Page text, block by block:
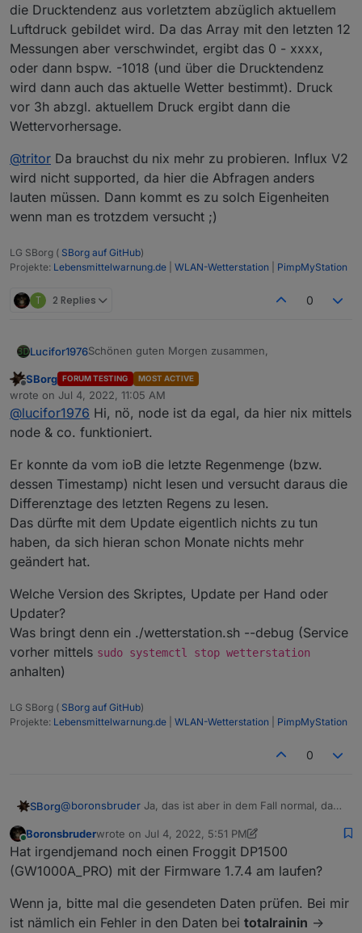
die Drucktendenz aus vorletztem abzüglich aktuellem
Luftdruck gebildet wird. Da das Array mit den letzten 12
Messungen aber verschwindet, ergibt das 0 - xxxx,
oder dann bspw. -1018 (und über die Drucktendenz
wird dann auch das aktuelle Wetter bestimmt). Druck
vor 3h abzgl. aktuellem Druck ergibt dann die
Wettervorhersage.
@tritor Da brauchst du nix mehr zu probieren. Influx V2
wird nicht supported, da hier die Abfragen anders
lauten müssen. Dann kommt es zu solch Eigenheiten
wenn man es trotzdem versucht ;)
LG SBorg ( SBorg auf GitHub)
Projekte: Lebensmittelwarnung.de WLAN-Wetterstation PimpMyStation
T 2 Replies 0
Lucifor1976Schönen guten Morgen zusammen,
ich habe gestern ein Update des Scriptes gemacht
und leider begrüßt mich nun das Script mit
folgender Fehlermeldung:
Ich habe gestern ebenfalls node auf 14.19.3
gebracht, falls das damit zu tun haben könnte.
Hat jemand eine Idee?
Offline
SBorg FORUM TESTING MOST ACTIVE
wrote on Jul 4, 2022, 11:05 AM
last edited by
@lucifor1976 Hi, nö, node ist da egal, da hier nix mittels
node & co. funktioniert.
Er konnte da vom ioB die letzte Regenmenge (bzw.
dessen Timestamp) nicht lesen und versucht daraus die
Differenztage des letzten Regens zu lesen.
Das dürfte mit dem Update eigentlich nichts zu tun
haben, da sich hieran schon Monate nichts mehr
geändert hat.
Welche Version des Skriptes, Update per Hand oder
Updater?
Was bringt denn ein ./wetterstation.sh --debug (Service
vorher mittels sudo systemctl stop wetterstation
anhalten)
LG SBorg ( SBorg auf GitHub)
Projekte: Lebensmittelwarnung.de WLAN-Wetterstation PimpMyStation
0
SBorg@boronsbruder Ja, das ist aber in dem Fall normal, da
Luftdruck gebildet wird. Da das Array mit den letzten 12
Messungen aber verschwindet, ergibt das 0 - xxxx,
oder dann bspw. -1018 (und über die Drucktendenz wird
abzgl. aktuellem Druck ergibt dann die
Wettervorhersage.
@tritorDa brauchst du nix mehr zu probieren. Influx V2
wird nicht supported, da hier die Abfragen anders
lauten müssen. Dann kommt es zu solch Eigenheiten
Online
Boronsbruderwrote on Jul 4, 2022, 5:51 PM
last edited by BoronsbruderJul 4, 2022, 7:52 PM
Hat irgendjemand noch einen Froggit DP1500
(GW1000A_PRO) mit der Firmware 1.7.4 am laufen?
Wenn ja, bitte mal die gesendeten Daten prüfen. Bei mir
ist nämlich ein Fehler in den Daten bei totalrainin ->